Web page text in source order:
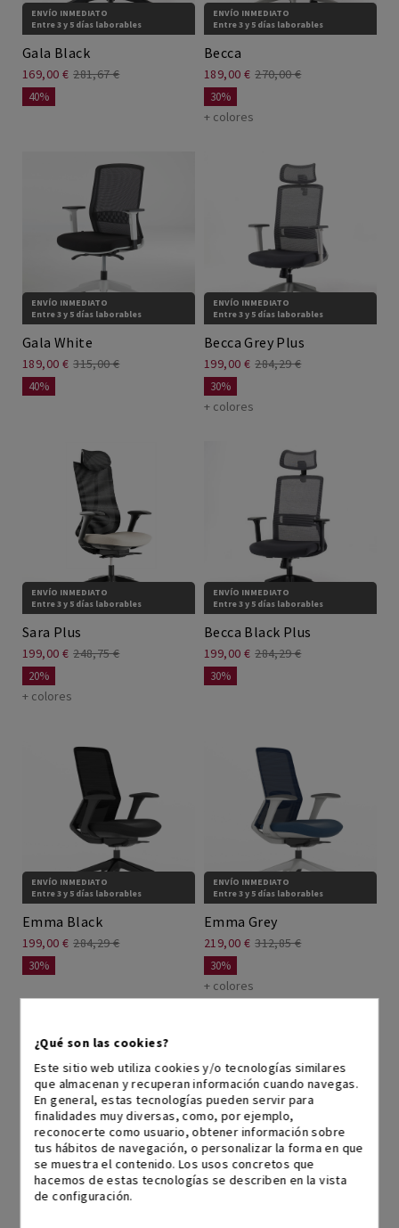
ENVÍO INMEDIATO
Entre 3 y 5 días laborables
Gala Black
169,00 € 281,67 €
40%
ENVÍO INMEDIATO
Entre 3 y 5 días laborables
Becca
189,00 € 270,00 €
30%
+ colores
ENVÍO INMEDIATO
Entre 3 y 5 días laborables
Gala White
189,00 € 315,00 €
40%
ENVÍO INMEDIATO
Entre 3 y 5 días laborables
Becca Grey Plus
199,00 € 284,29 €
30%
+ colores
ENVÍO INMEDIATO
Entre 3 y 5 días laborables
Sara Plus
199,00 € 248,75 €
20%
+ colores
ENVÍO INMEDIATO
Entre 3 y 5 días laborables
Becca Black Plus
199,00 € 284,29 €
30%
ENVÍO INMEDIATO
Entre 3 y 5 días laborables
Emma Black
199,00 € 284,29 €
30%
ENVÍO INMEDIATO
Entre 3 y 5 días laborables
Emma Grey
219,00 € 312,85 €
30%
+ colores
ENVÍO INMEDIATO
Entre 3 y 5 días laborables
ENVÍO INMEDIATO
Entre 3 y 5 días laborables
¿Qué son las cookies?
Este sitio web utiliza cookies y/o tecnologías similares
que almacenan y recuperan información cuando navegas.
En general, estas tecnologías pueden servir para
finalidades muy diversas, como, por ejemplo,
reconocerte como usuario, obtener información sobre
tus hábitos de navegación, o personalizar la forma en que
se muestra el contenido. Los usos concretos que
hacemos de estas tecnologías se describen en la vista
de configuración.